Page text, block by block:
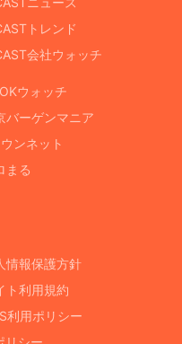
トレンド
会社ウォッチ
ウォッチ
バーゲンマニア
ンネット
まる
情報保護方針
ト利用規約
利用ポリシー